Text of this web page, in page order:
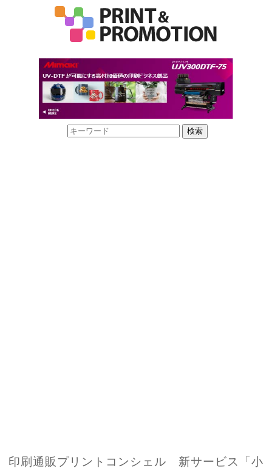
印刷通販プリントコンシェル 新サービス「小